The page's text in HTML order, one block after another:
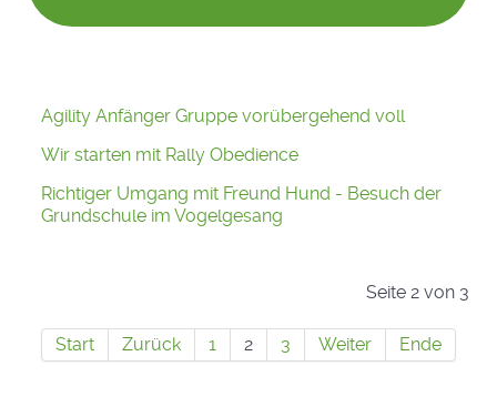
Agility Anfänger Gruppe vorübergehend voll
Wir starten mit Rally Obedience
Richtiger Umgang mit Freund Hund - Besuch der
Grundschule im Vogelgesang
Seite 2 von 3
Start Zurück 1 2 3 Weiter Ende